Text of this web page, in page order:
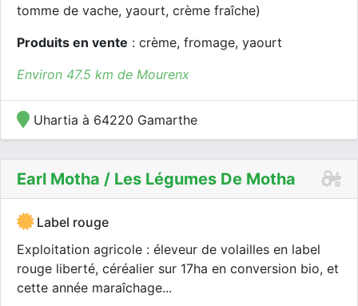
tomme de vache, yaourt, crème fraîche)
Produits en vente : crème, fromage, yaourt
Environ 47.5 km de Mourenx
Uhartia à 64220 Gamarthe
Earl Motha / Les Légumes De Motha
Label rouge
Exploitation agricole : éleveur de volailles en label
rouge liberté, céréalier sur 17ha en conversion bio, et
cette année maraîchage...